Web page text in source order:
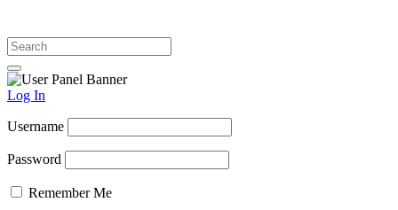
Log In
Username
Password
Remember Me